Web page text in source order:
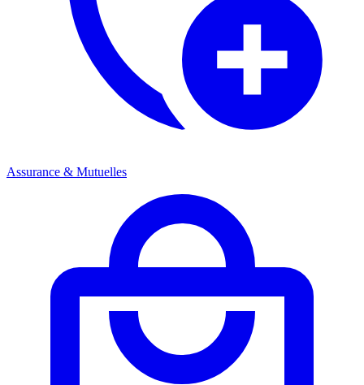
Assurance & Mutuelles